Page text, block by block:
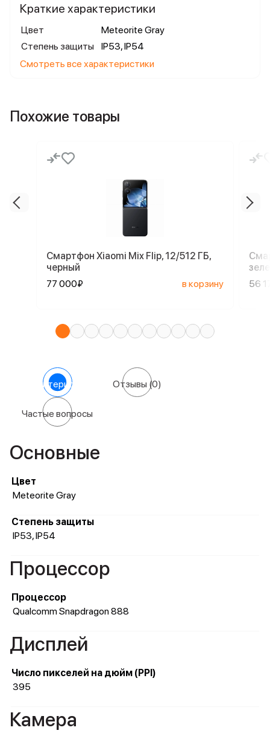
Краткие характеристики
Цвет
Meteorite Gray
Степень защиты
IP53, IP54
Смотреть все характеристики
Похожие товары
Смартфон Xiaomi Mix Flip, 12/512 ГБ,
черный
77 000₽
в корзину
56
Характеристики Отзывы (0)
Частые вопросы
Основные
Цвет
Meteorite Gray
Степень защиты
IP53, IP54
Процессор
Процессор
Qualcomm Snapdragon 888
Дисплей
Число пикселей на дюйм (PPI)
395
Камера